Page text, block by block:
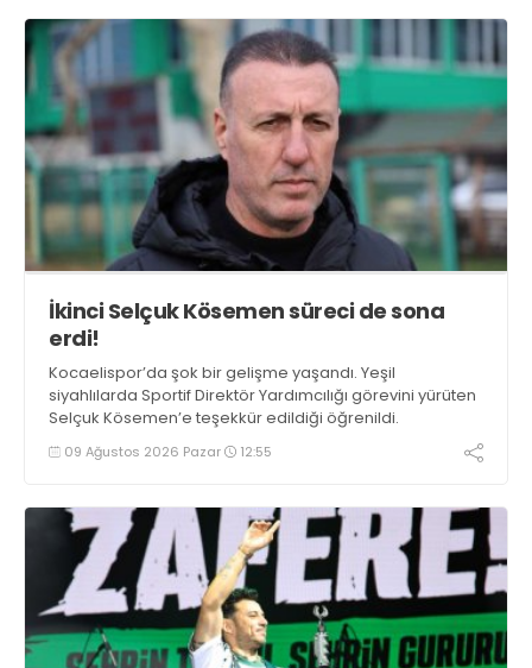
İkinci Selçuk Kösemen süreci de sona
erdi!
Kocaelispor’da şok bir gelişme yaşandı. Yeşil
siyahlılarda Sportif Direktör Yardımcılığı görevini yürüten
Selçuk Kösemen’e teşekkür edildiği öğrenildi.
09 Ağustos 2026 Pazar 12:55